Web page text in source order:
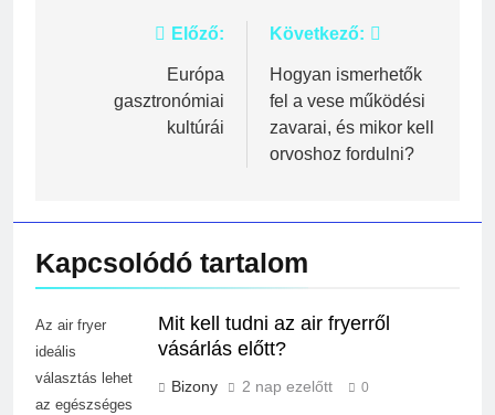
Bejegyzés
navigáció
Előző:
Európa
gasztronómiai
kultúrái
Következő:
Hogyan ismerhetők
fel a vese működési
zavarai, és mikor kell
orvoshoz fordulni?
Kapcsolódó tartalom
Az air fryer
ideális
választás lehet
az egészséges
Mit kell tudni az air fryerről
vásárlás előtt?
Bizony 2 nap ezelőtt 0